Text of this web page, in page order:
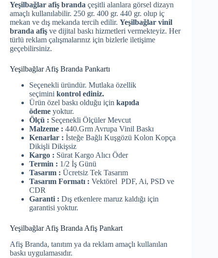
Yeşilbağlar afiş branda çeşitli alanlara görsel dizayn
amaçlı kullanılabilir. 250 gr. 400 gr. 440 gr. olup iç
mekan ve dış mekanda tercih edilir. Yeşilbağlar vinil
branda afiş ve dijital baskı hizmetleri vermekteyiz. Her
türlü reklam çalışmalarınız için bizlerle iletişime
geçebilirsiniz.
Yeşilbağlar Afiş Branda Pankartı
Seçenekli üründür. Mutlaka özellik
seçimini kontrol ediniz.
Ürün özel baskı olduğu için kapıda
ödeme yoktur.
Ölçü : Seçenekli Ölçüler Mevcut
Malzeme : 440.Grm Avrupa Vinil Baskı
Kenarlar : İsteğe Bağlı Kuşgözü Kolon Kopça
Dikişli Dikişsiz
Kargo : Sürat Kargo Alıcı Öder
Termin : 1/2 İş Günü
Tasarım : Ücretsiz Tek Tasarım
Tasarım Formatı : Vektörel PDF, Ai, PSD ve
CDR
Garanti : Dış etkenlere maruz kaldığı için
garantisi yoktur.
Yeşilbağlar Afiş Branda Afiş Pankart
Afiş Branda, tanıtım ya da reklam amaçlı kullanılan
baskı uygulamasıdır.